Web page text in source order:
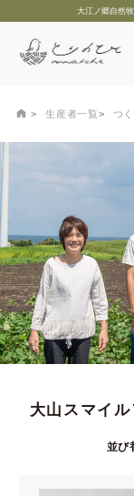
大江ノ郷自然
生産者一覧 つ
大山スマイ
並び